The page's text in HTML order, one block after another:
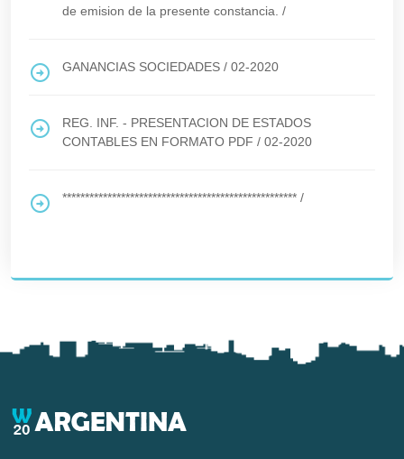
de emision de la presente constancia. /
GANANCIAS SOCIEDADES / 02-2020
REG. INF. - PRESENTACION DE ESTADOS
CONTABLES EN FORMATO PDF / 02-2020
**************************************************** /